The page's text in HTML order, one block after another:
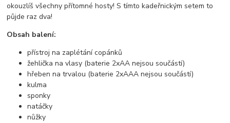
okouzlíš všechny přítomné hosty! S tímto kadeřnickým setem to
půjde raz dva!
Obsah balení:
přístroj na zaplétání copánků
žehlička na vlasy (baterie 2xAA nejsou součástí)
hřeben na trvalou (baterie 2xAAA nejsou součástí)
kulma
sponky
natáčky
nůžky